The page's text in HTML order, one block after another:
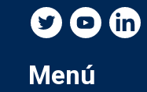
Menú